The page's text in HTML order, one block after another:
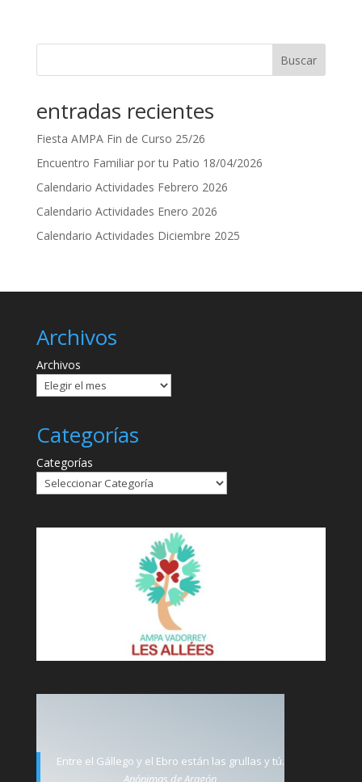
Buscar
entradas recientes
Fiesta AMPA Fin de Curso 25/26
Encuentro Familiar por tu Patio 18/04/2026
Calendario Actividades Febrero 2026
Calendario Actividades Enero 2026
Calendario Actividades Diciembre 2025
Archivos
Archivos
Categorías
Categorías
Entre el Gállego y el Ebro están las grullas y tú.
Anónimas de Aragón